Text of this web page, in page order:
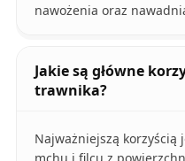
nawożenia oraz
Jakie są główne
trawnika?
Najważniejszą